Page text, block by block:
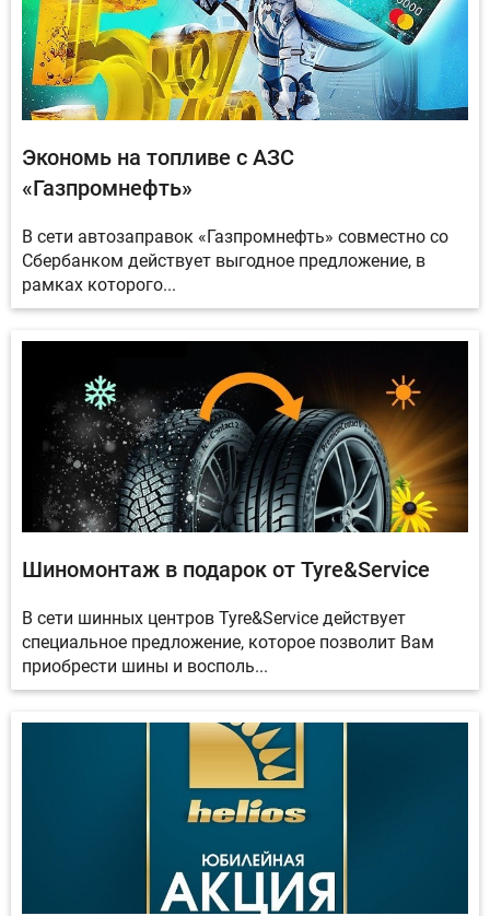
Экономь на топливе с АЗС
«Газпромнефть»
В сети автозаправок «Газпромнефть» совместно со
Сбербанком действует выгодное предложение, в
рамках которого...
Шиномонтаж в подарок от Tyre&Service
В сети шинных центров Tyre&Service действует
специальное предложение, которое позволит Вам
приобрести шины и восполь...